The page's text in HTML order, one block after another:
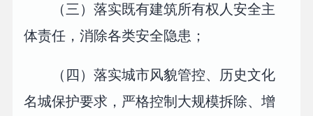
（三）落实既有建筑所有权人安全主
体责任，消除各类安全隐患；
（四）落实城市风貌管控、历史文化
名城保护要求，严格控制大规模拆除、增